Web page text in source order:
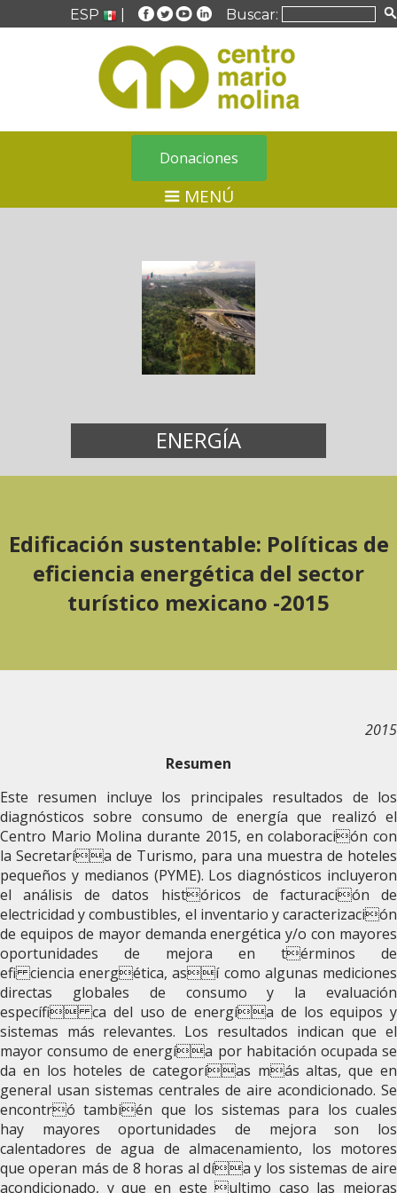
ESP Buscar:
Donaciones
MENÚ
ENERGÍA
Edificación sustentable: Políticas de
eficiencia energética del sector
turístico mexicano -2015
2015
Resumen
Este resumen incluye los principales resultados de los
diagnósticos sobre consumo de energía que realizó el
Centro Mario Molina durante 2015, en colaboración con
la Secretaría de Turismo, para una muestra de hoteles
pequeños y medianos (PYME). Los diagnósticos incluyeron
el análisis de datos históricos de facturación de
electricidad y combustibles, el inventario y caracterización
de equipos de mayor demanda energética y/o con mayores
oportunidades de mejora en términos de
efi ciencia energética, así como algunas mediciones
directas globales de consumo y la evaluación
específi ca del uso de energía de los equipos y
sistemas más relevantes. Los resultados indican que el
mayor consumo de energía por habitación ocupada se
da en los hoteles de categorías más altas, que en
general usan sistemas centrales de aire acondicionado. Se
encontró también que los sistemas para los cuales
hay mayores oportunidades de mejora son los
calentadores de agua de almacenamiento, los motores
que operan más de 8 horas al día y los sistemas de aire
acondicionado, y que en este ultimo caso las mejoras